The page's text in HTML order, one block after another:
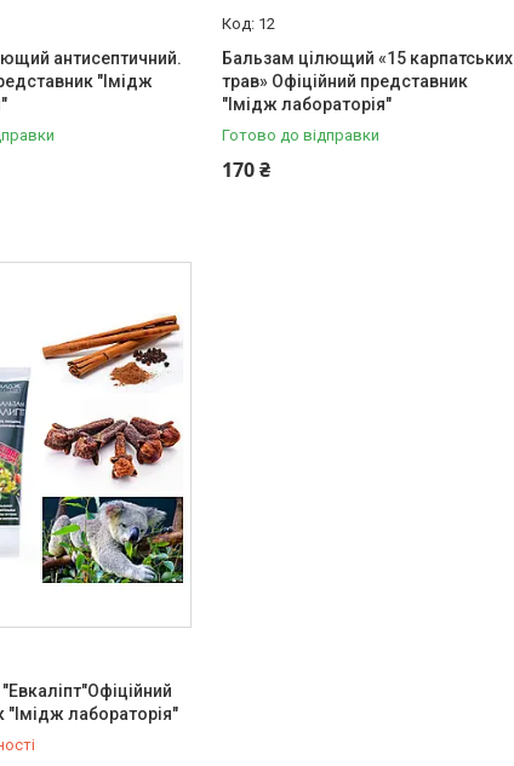
антисептичний.
"Імідж
12
Бальзам цілющий «15 карпатських
трав» Офіційний представник
"Імідж лабораторія"
Готово до відправки
170 ₴
"Імідж лабораторія"